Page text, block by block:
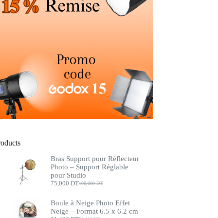
Bras Support pour Réflecteur
Photo – Support Réglable
pour Studio
100,000DT
Le
initial
était :
75,000DTLe
actuel
est :
Boule à Neige Photo Effet
Neige – Format 6.5 x 6.2 cm